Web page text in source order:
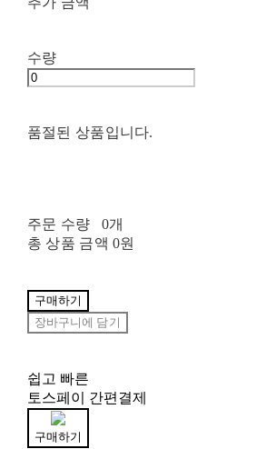
수량
품절된 상품입니다.
주문 수량
0개
총 상품 금액 0원
구매하기
장바구니에 담기
쉽고 빠른
토스페이 간편결제
구매하기